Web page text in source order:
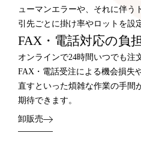
ューマンエラーや、それに伴う
引先ごとに掛け率やロットを設
FAX・電話対応の負
オンラインで24時間いつでも注
FAX・電話受注による機会損失
直すといった煩雑な作業の手間
期待できます。
卸販売